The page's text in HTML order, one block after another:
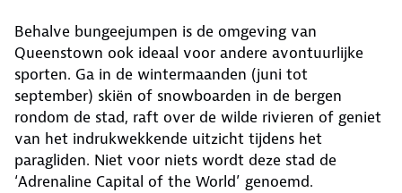
Behalve bungeejumpen is de omgeving van
Queenstown ook ideaal voor andere avontuurlijke
sporten. Ga in de wintermaanden (juni tot
september) skiën of snowboarden in de bergen
rondom de stad, raft over de wilde rivieren of geniet
van het indrukwekkende uitzicht tijdens het
paragliden. Niet voor niets wordt deze stad de
‘Adrenaline Capital of the World’ genoemd.